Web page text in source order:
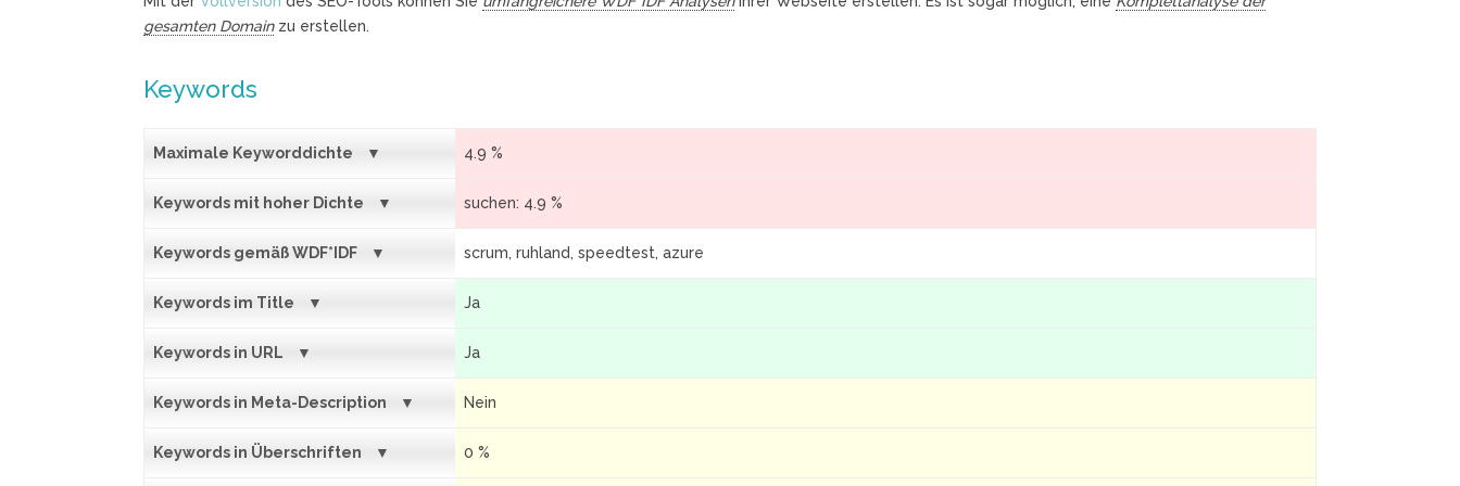
gesamten Domainzu erstellen.
Keywords
Maximale Keyworddichte 4.9 %
Keywords mit hoher Dichte suchen: 4.9 %
Keywords gemäß WDF*IDF scrum, ruhland, speedtest, azure
Keywords im Title Ja
Keywords in URL Ja
Keywords in Meta-Description Nein
Keywords in Überschriften 0 %